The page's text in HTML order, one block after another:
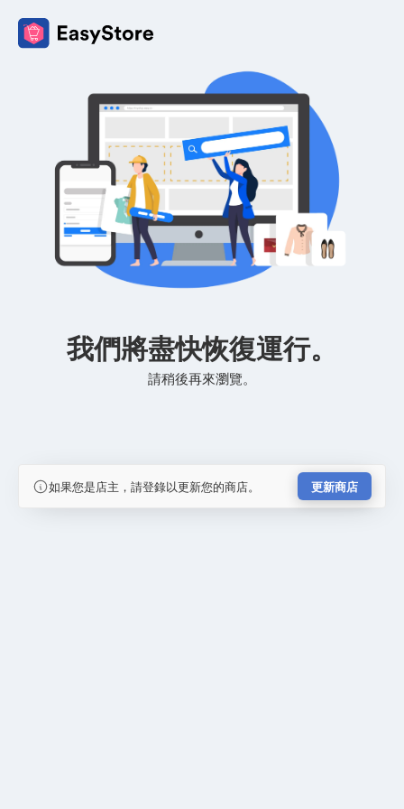
我們將盡快恢復運行。
請稍後再來瀏覽。
如果您是店主，請登錄以更新您的商店。 更新商店